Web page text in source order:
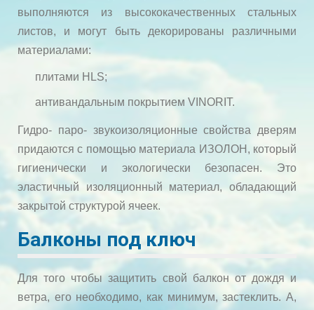
выполняются из высококачественных стальных
листов, и могут быть декорированы различными
материалами:
плитами HLS;
антивандальным покрытием VINORIT.
Гидро- паро- звукоизоляционные свойства дверям
придаются с помощью материала ИЗОЛОН, который
гигиенически и экологически безопасен. Это
эластичный изоляционный материал, обладающий
закрытой структурой ячеек.
Балконы под ключ
Для того чтобы защитить свой балкон от дождя и
ветра, его необходимо, как минимум, застеклить. А,